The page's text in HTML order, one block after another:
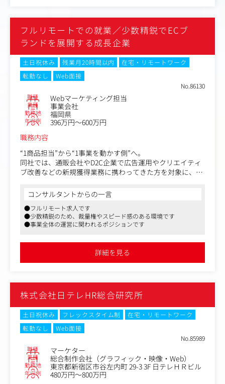
実行経験
・コンサルティングファーム・事業企画部門での業務分
・AIツールを実務で活用している経験
フルリモートでの就業／少数精鋭でECブ
ランドを展開する成長企業
土日祝休み 残業月20時間以内
在宅・リモートワーク
転勤なし
Web面接
No.86130
職種 Webマーケティング担当
業種 事業会社
勤務地 福岡県
年収例
396万円～600万円
職務内容
“1商品担当”から“1事業を動かす側”へ。
同社では、通販会社やD2C企業で広告運用やクリエイティ
ブ改善などの新規獲得業務に携わってきた方を対象に、将
バリバリの管理職経験は必要ありません。
むしろ歓迎したいのは、現場で数字を見ながら、
・この動画はなぜ売れたのか
・このLPはなぜCVRが上がったのか
・この訴求はなぜCPAが合ったのか
入社後は、当社が展開するD2C・EC事業の運営に携わって
・売上分析、数値管理
・広告代理店との折衝および進行管理
・広告クリエイティブの企画、改善
・インフルエンサーマーケティング施策の企画、実行
・LINE、メール等を活用したCRM施策の企画、運用
・販売戦略の企画、実行
・LP、動画、バナー、同梱物等の制作ディレクション
将来的には、ご本人の希望や適性に応じて、商品企画、販
コンサルタントからの一言
●フルリモート求人です
●少数精鋭のため、裁量権やスピード感のある環境です
●事業全体の運営に関われるポジションです
詳細を見る
株式会社日テレHR総合研究所
土日祝休み フレックスタイム制
在宅・リモートワーク
転勤なし
Web面接
No.85989
職種 マーケター
業種 総合制作会社（グラフィック・映像・Web）
勤務地 東京都新宿区市谷左内町 29-3 3F 日テレＨＲビル
年収例
480万円～800万円